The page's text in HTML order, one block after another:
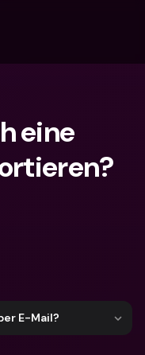
eine
E-Mail?